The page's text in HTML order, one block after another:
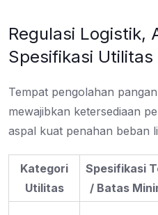
Regulasi Logistik,
Spesifikasi Utilitas
Tempat pengolahan
mewajibkan ketersediaan
aspal kuat penahan beban
Kategori
Utilitas
Spesifikasi
/ Batas